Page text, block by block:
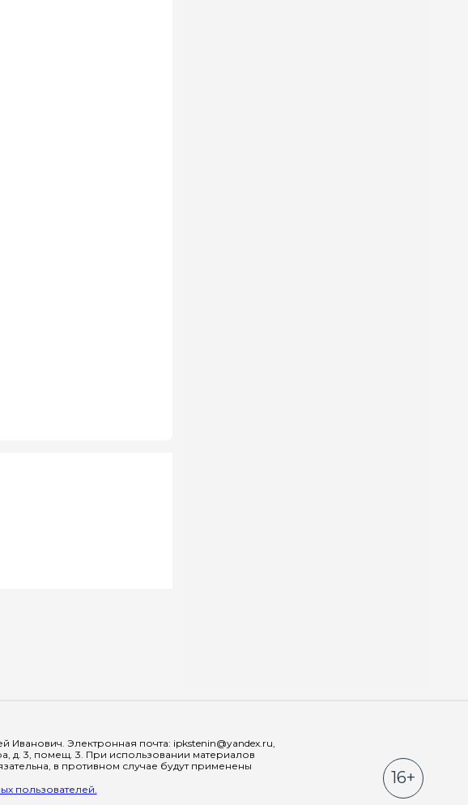
Электронная почта: ipkstenin@yandex.ru,
д. 3, помещ. 3. При использовании материалов
в противном случае будут применены
пользователей.
16+